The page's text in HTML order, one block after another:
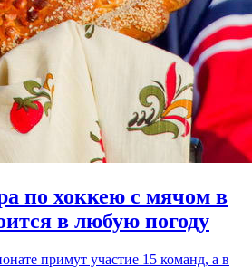
по хоккею с мячом в
в любую погоду
примут участие 15 команд, а в